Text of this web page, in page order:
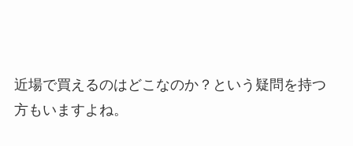
近場で買えるのはどこなのか？という疑問を持つ
方もいますよね。